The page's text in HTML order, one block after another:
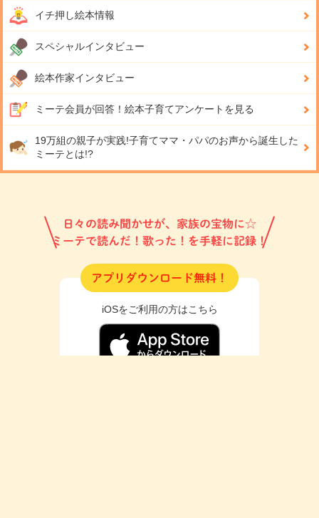
イチ押し絵本情報
スペシャルインタビュー
絵本作家インタビュー
ミーテ会員が回答！ 絵本子育てアンケートを見る
19万組の親子が実践!子育てママ・パパのお声から誕生した
ミーテとは!?
日々の読み聞かせが、家族の宝物に☆
ミーテで読んだ！歌った！を手軽に記録！
アプリダウンロード無料！
iOSをご利用の方はこちら